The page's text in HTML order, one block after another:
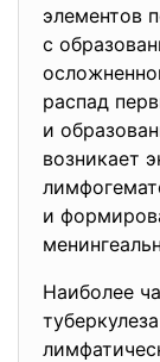
элементов
с
распад
и
возникает
и
Наиболее